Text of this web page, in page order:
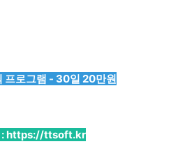
프로그램 - 30일 20만원
https://ttsoft.kr